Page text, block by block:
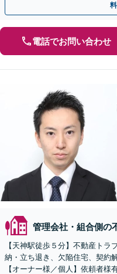
電話でお問い合わせ
管理会社・組合側の
【天神駅徒歩５分】不動産ト
納・立ち退き、欠陥住宅、契約
【オーナー様／個人】依頼者